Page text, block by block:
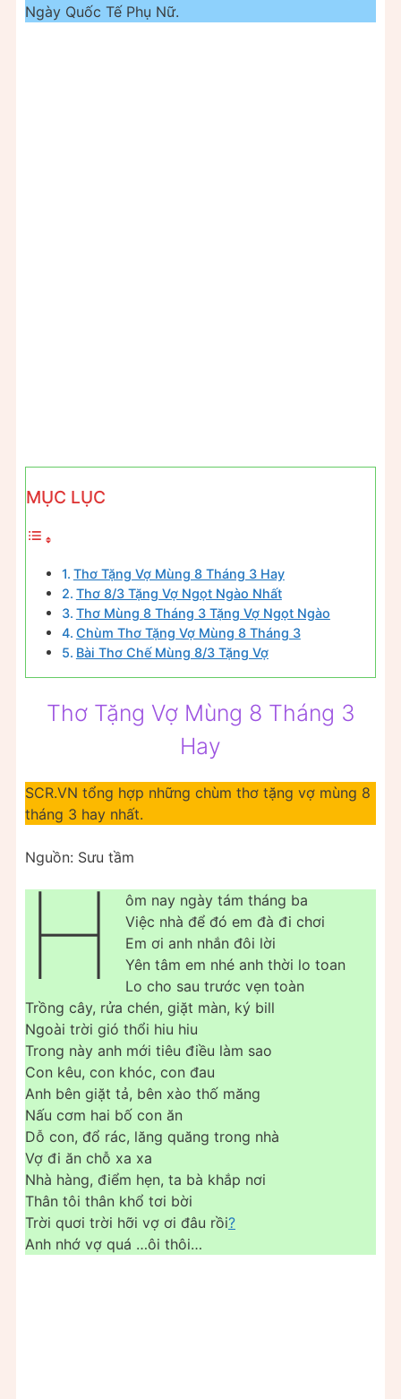
Ngày Quốc Tế Phụ Nữ.
MỤC LỤC
Thơ Tặng Vợ Mùng 8 Tháng 3 Hay
Thơ 8/3 Tặng Vợ Ngọt Ngào Nhất
Thơ Mùng 8 Tháng 3 Tặng Vợ Ngọt Ngào
Chùm Thơ Tặng Vợ Mùng 8 Tháng 3
Bài Thơ Chế Mùng 8/3 Tặng Vợ
Thơ Tặng Vợ Mùng 8 Tháng 3
Hay
SCR.VN tổng hợp những chùm thơ tặng vợ mùng 8
tháng 3 hay nhất.
Nguồn: Sưu tầm
H
ôm nay ngày tám tháng ba
Việc nhà để đó em đà đi chơi
Em ơi anh nhắn đôi lời
Yên tâm em nhé anh thời lo toan
Lo cho sau trước vẹn toàn
Trồng cây, rửa chén, giặt màn, ký bill
Ngoài trời gió thổi hiu hiu
Trong này anh mới tiêu điều làm sao
Con kêu, con khóc, con đau
Anh bên giặt tả, bên xào thố măng
Nấu cơm hai bố con ăn
Dỗ con, đổ rác, lăng quăng trong nhà
Vợ đi ăn chỗ xa xa
Nhà hàng, điểm hẹn, ta bà khắp nơi
Thân tôi thân khổ tơi bời
Trời quơi trời hỡi vợ ơi đâu rồi?
Anh nhớ vợ quá …ôi thôi…